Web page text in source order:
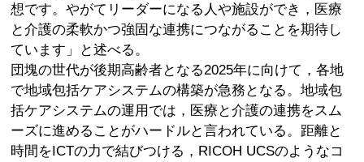
想です。やがてリーダーになる人や施設ができ，医療
と介護の柔軟かつ強固な連携につながることを期待し
ています」と述べる。
団塊の世代が後期高齢者となる2025年に向けて，各地
で地域包括ケアシステムの構築が急務となる。地域包
括ケアシステムの運用では，医療と介護の連携をスム
ーズに進めることがハードルと言われている。距離と
時間をICTの力で結びつける，RICOH UCSのようなコ